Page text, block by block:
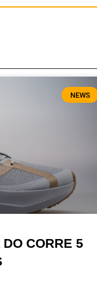
NEWS
CORRE 5